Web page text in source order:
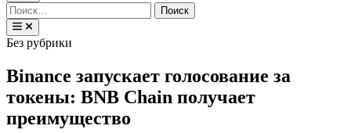
Найти:
Posted
Без рубрики
Binance запускает голосование за
токены: BNB Chain получает
преимущество